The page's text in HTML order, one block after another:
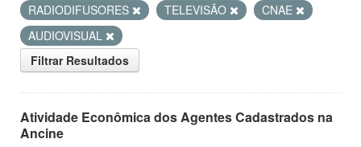
RADIODIFUSORES
TELEVISÃO
CNAE
AUDIOVISUAL
Filtrar Resultados
Atividade Econômica dos Agentes Cadastrados na
Ancine